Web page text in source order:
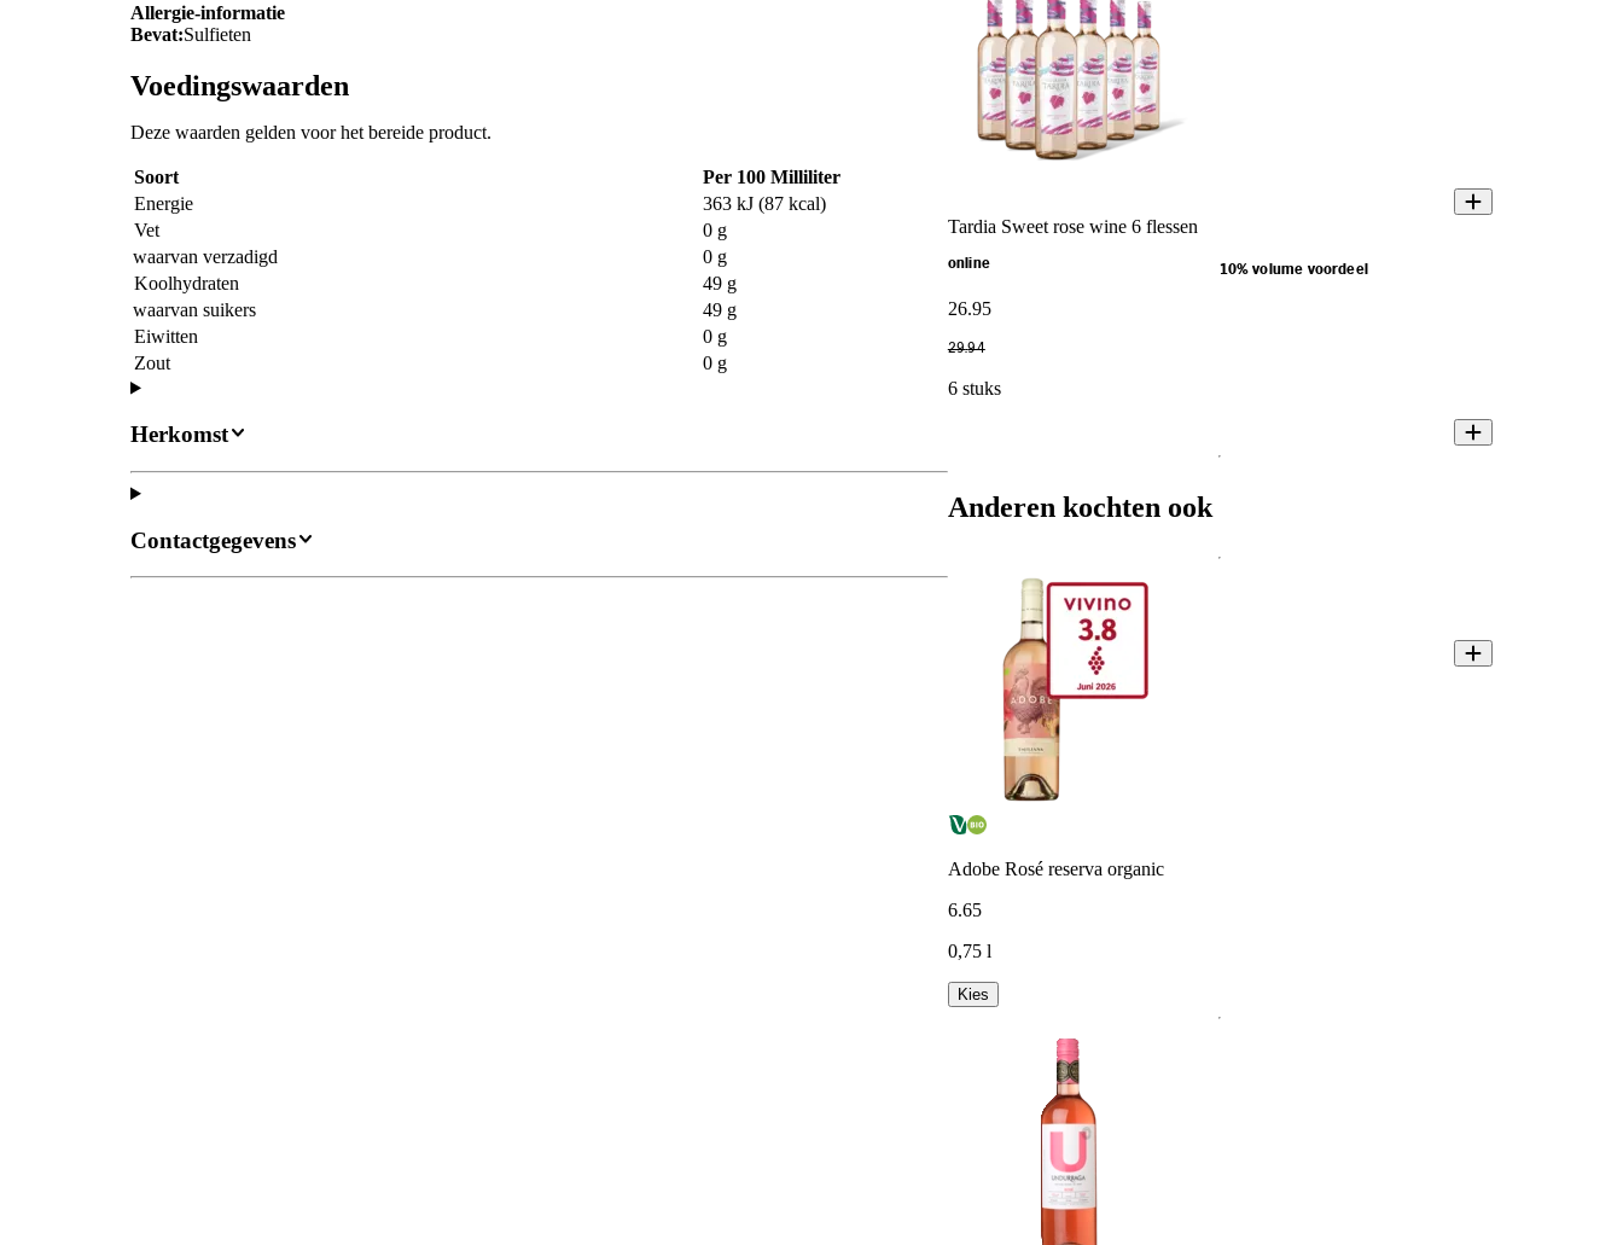
Allergie-informatie
Bevat:Sulfieten
Voedingswaarden
Deze waarden gelden voor het bereide product.
Soort
Per 100 Milliliter
Energie
363 kJ (87 kcal)
Vet
0 g
waarvan verzadigd
0 g
Koolhydraten
49 g
waarvan suikers
49 g
Eiwitten
0 g
Zout
0 g
Herkomst
Contactgegevens
Tardia Sweet rose wine 6 flessen
online 10% volume voordeel
26.95
29.94
6 stuks
Anderen kochten ook
Adobe Rosé reserva organic
6.65
0,75 l
Kies